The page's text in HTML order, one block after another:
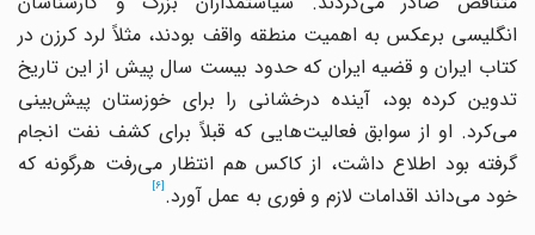
انگلیسی برعکس به اهمیت منطقه واقف بودند، مثلاً لرد کرزن در
کتاب ایران و قضیه ایران که حدود بیست سال پیش از این تاریخ
تدوین کرده بود، آینده درخشانی را برای خوزستان پیش‌بینی
می‌کرد. او از سوابق فعالیت‌هایی که قبلاً برای کشف نفت انجام
گرفته بود اطلاع داشت، از کاکس هم انتظار می‌رفت هر‌گونه که
خود می‌داند اقدامات لازم و فوری به عمل آورد.